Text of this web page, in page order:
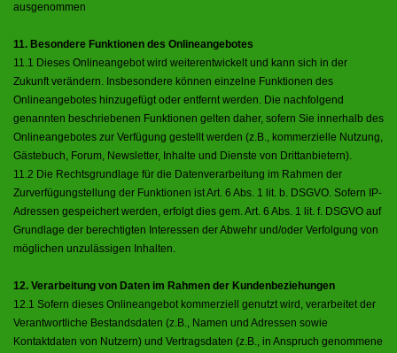
ausgenommen
11. Besondere Funktionen des Onlineangebotes
11.1 Dieses Onlineangebot wird weiterentwickelt und kann sich in der
Zukunft verändern. Insbesondere können einzelne Funktionen des
Onlineangebotes hinzugefügt oder entfernt werden. Die nachfolgend
genannten beschriebenen Funktionen gelten daher, sofern Sie innerhalb des
Onlineangebotes zur Verfügung gestellt werden (z.B., kommerzielle Nutzung,
Gästebuch, Forum, Newsletter, Inhalte und Dienste von Drittanbietern).
11.2 Die Rechtsgrundlage für die Datenverarbeitung im Rahmen der
Zurverfügungstellung der Funktionen ist Art. 6 Abs. 1 lit. b. DSGVO. Sofern IP-
Adressen gespeichert werden, erfolgt dies gem. Art. 6 Abs. 1 lit. f. DSGVO auf
Grundlage der berechtigten Interessen der Abwehr und/oder Verfolgung von
möglichen unzulässigen Inhalten.
12. Verarbeitung von Daten im Rahmen der Kundenbeziehungen
12.1 Sofern dieses Onlineangebot kommerziell genutzt wird, verarbeitet der
Verantwortliche Bestandsdaten (z.B., Namen und Adressen sowie
Kontaktdaten von Nutzern) und Vertragsdaten (z.B., in Anspruch genommene